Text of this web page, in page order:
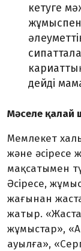
кетуге
дейді
Мәселе қалай
Мемлекет
және әсіресе
мақсатымен
Әсіресе,
жағынан
жатыр.
жұмыстар»,
ауылға»,